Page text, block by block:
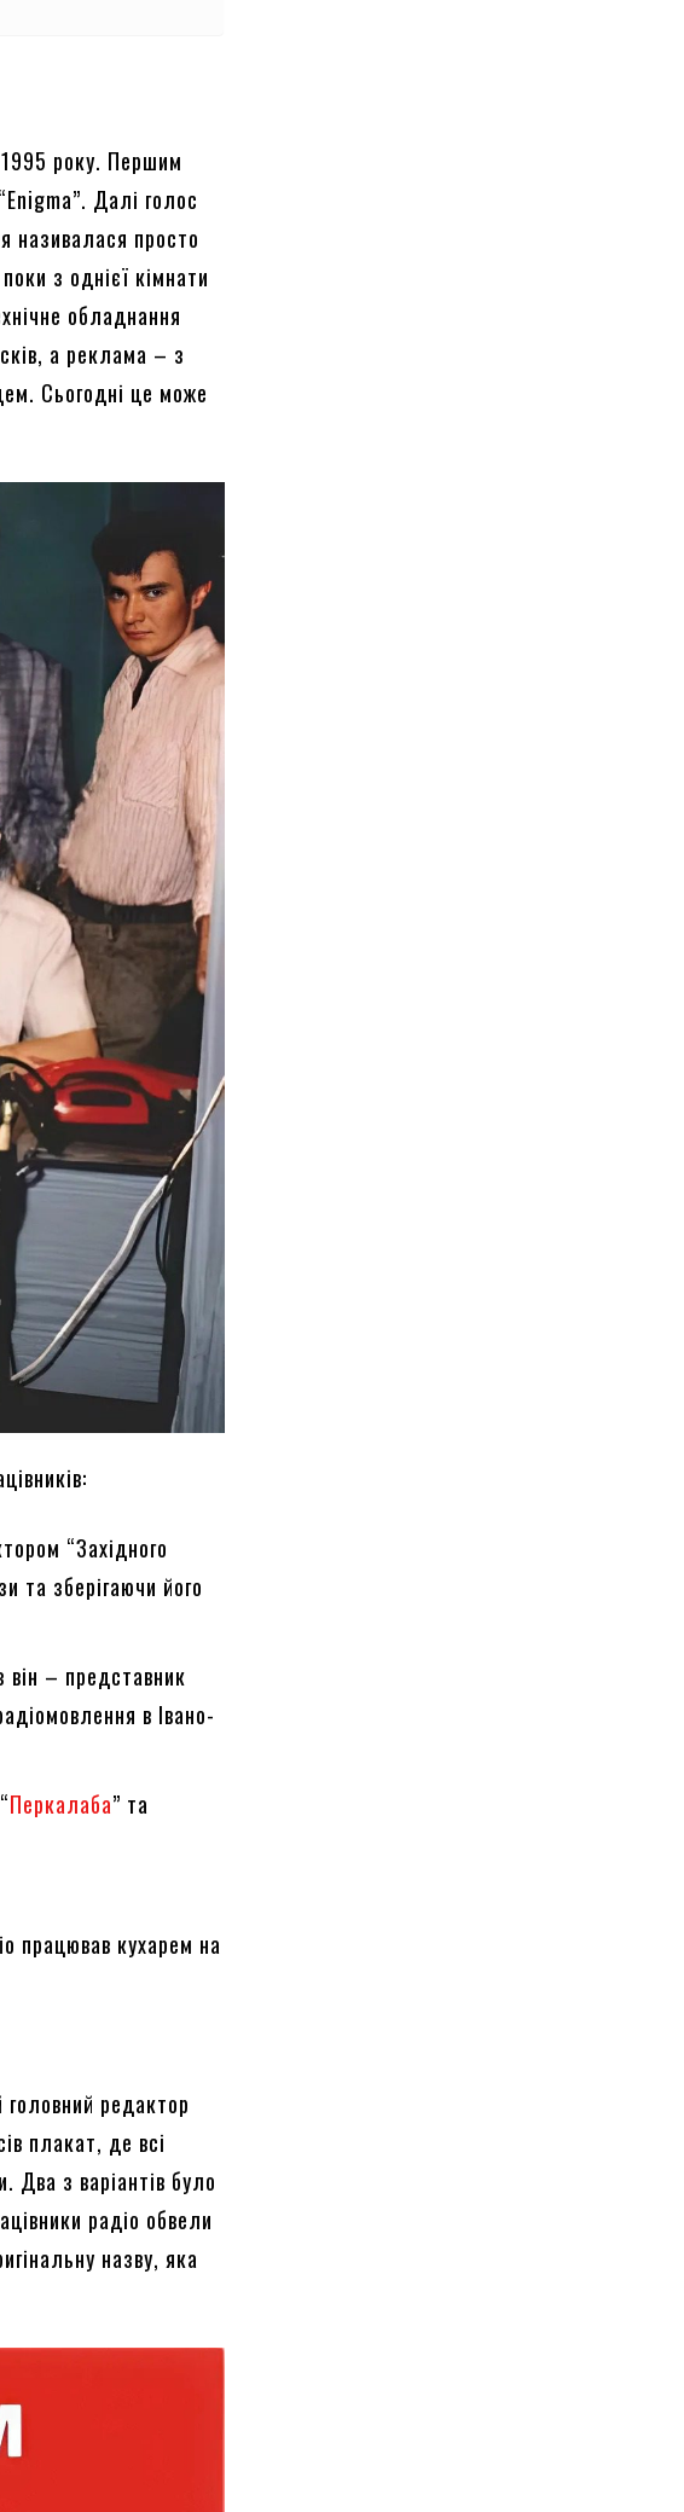
року. Першим
Далі голос
називалася просто
з однієї кімнати
обладнання
а реклама – з
Сьогодні це може
“Західного
та зберігаючи його
– представник
в Івано-
Перкалаба” та
працював кухарем на
головний редактор
плакат, де всі
Два з варіантів було
радіо обвели
назву, яка